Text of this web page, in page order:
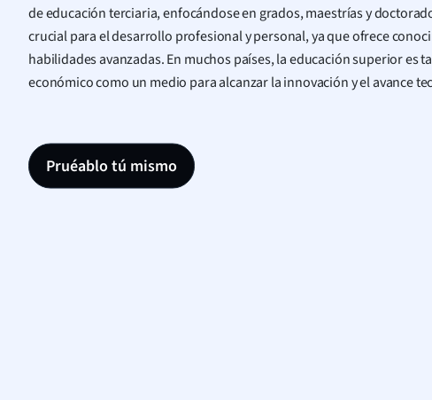
de educación terciaria, enfocándose en grados, maestrías y
crucial para el desarrollo profesional y personal, ya que ofrece
habilidades avanzadas. En muchos países, la educación superior es
económico como un medio para alcanzar la innovación y el avance
Pruéablo tú mismo